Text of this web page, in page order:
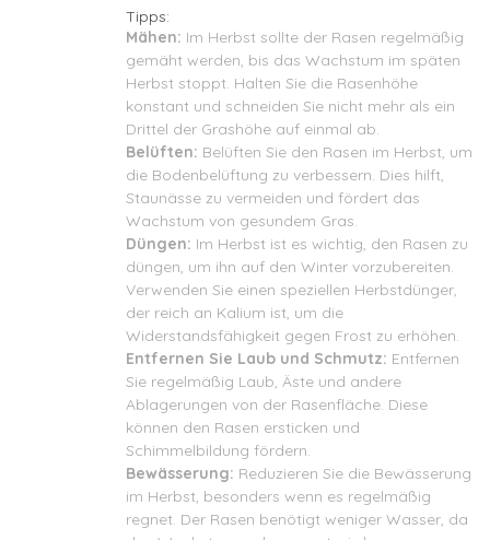
Tipps:
Mähen: Im Herbst sollte der Rasen regelmäßig
gemäht werden, bis das Wachstum im späten
Herbst stoppt. Halten Sie die Rasenhöhe
konstant und schneiden Sie nicht mehr als ein
Drittel der Grashöhe auf einmal ab.
Belüften: Belüften Sie den Rasen im Herbst, um
die Bodenbelüftung zu verbessern. Dies hilft,
Staunässe zu vermeiden und fördert das
Wachstum von gesundem Gras.
Düngen: Im Herbst ist es wichtig, den Rasen zu
düngen, um ihn auf den Winter vorzubereiten.
Verwenden Sie einen speziellen Herbstdünger,
der reich an Kalium ist, um die
Widerstandsfähigkeit gegen Frost zu erhöhen.
Entfernen Sie Laub und Schmutz: Entfernen
Sie regelmäßig Laub, Äste und andere
Ablagerungen von der Rasenfläche. Diese
können den Rasen ersticken und
Schimmelbildung fördern.
Bewässerung: Reduzieren Sie die Bewässerung
im Herbst, besonders wenn es regelmäßig
regnet. Der Rasen benötigt weniger Wasser, da